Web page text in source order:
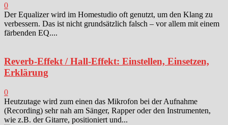
0
Der Equalizer wird im Homestudio oft genutzt, um den Klang zu
verbessern. Das ist nicht grundsätzlich falsch – vor allem mit einem
färbenden EQ....
Reverb-Effekt / Hall-Effekt: Einstellen, Einsetzen,
Erklärung
0
Heutzutage wird zum einen das Mikrofon bei der Aufnahme
(Recording) sehr nah am Sänger, Rapper oder den Instrumenten,
wie z.B. der Gitarre, positioniert und...